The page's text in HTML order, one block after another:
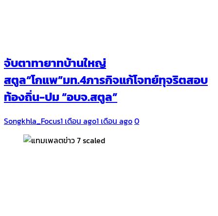
จับตาทายาทบ้านใหญ่
สตูล“โกแพ”มท.4ภารกิจแก้โจทย์ทุจริตสอบ
ท้องถิ่น-ปม “อบจ.สตูล”
Songkhla_Focus1 เดือน ago1 เดือน ago0